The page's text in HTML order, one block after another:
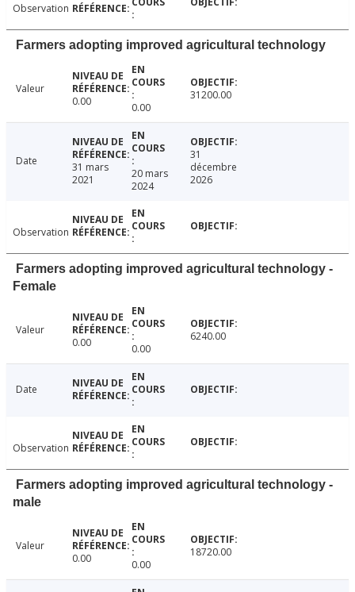
Observation
Farmers adopting improved agricultural technology
Valeur
0.00
0.00
31200.00
Date
31 mars
2021
20 mars
2024
31
décembre
2026
Observation
Farmers adopting improved agricultural technology -
Female
Valeur
0.00
0.00
6240.00
Date
Observation
Farmers adopting improved agricultural technology -
male
Valeur
0.00
0.00
18720.00